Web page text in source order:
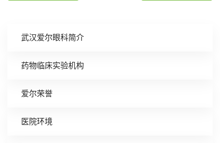
武汉爱尔眼科简介
药物临床实验机构
爱尔荣誉
医院环境